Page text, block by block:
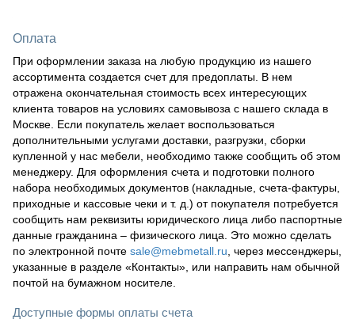
Оплата
При оформлении заказа на любую продукцию из нашего
ассортимента создается счет для предоплаты. В нем
отражена окончательная стоимость всех интересующих
клиента товаров на условиях самовывоза с нашего склада в
Москве. Если покупатель желает воспользоваться
дополнительными услугами доставки, разгрузки, сборки
купленной у нас мебели, необходимо также сообщить об этом
менеджеру. Для оформления счета и подготовки полного
набора необходимых документов (накладные, счета-фактуры,
приходные и кассовые чеки и т. д.) от покупателя потребуется
сообщить нам реквизиты юридического лица либо паспортные
данные гражданина – физического лица. Это можно сделать
по электронной почте sale@mebmetall.ru , через мессенджеры,
указанные в разделе «Контакты», или направить нам обычной
почтой на бумажном носителе.
Доступные формы оплаты счета